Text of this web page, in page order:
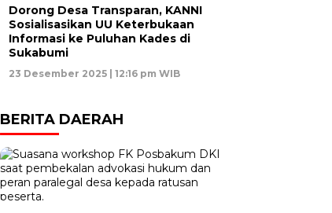
Dorong Desa Transparan, KANNI
Sosialisasikan UU Keterbukaan
Informasi ke Puluhan Kades di
Sukabumi
23 Desember 2025 | 12:16 pm WIB
BERITA DAERAH